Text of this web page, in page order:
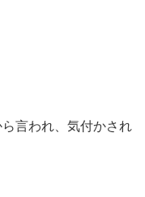
言われ、気付かされ